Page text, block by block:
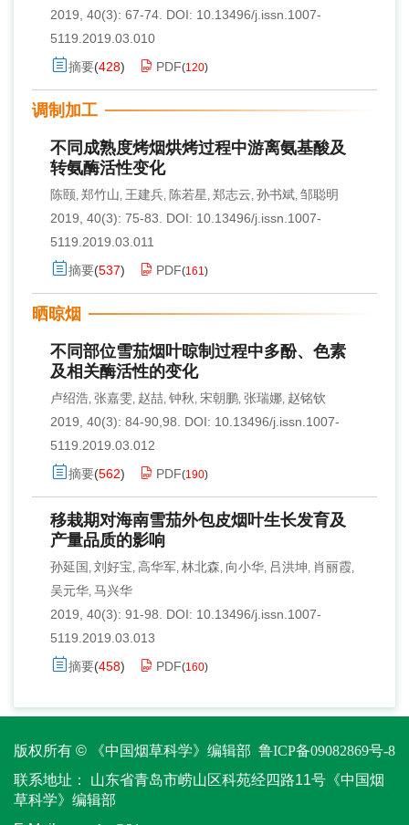
2019, 40(3): 67-74. DOI: 10.13496/j.issn.1007-
5119.2019.03.010
摘要(428) PDF(120)
调制加工
不同成熟度烤烟烘烤过程中游离氨基酸及
转氨酶活性变化
陈颐, 郑竹山, 王建兵, 陈若星, 郑志云, 孙书斌, 邹聪明
2019, 40(3): 75-83.
DOI: 10.13496/j.issn.1007-
5119.2019.03.011
摘要(537) PDF(161)
晒晾烟
不同部位雪茄烟叶晾制过程中多酚、色素
及相关酶活性的变化
卢绍浩, 张嘉雯, 赵喆, 钟秋, 宋朝鹏, 张瑞娜, 赵铭钦
2019, 40(3): 84-90,98.
DOI: 10.13496/j.issn.1007-
5119.2019.03.012
摘要(562) PDF(190)
移栽期对海南雪茄外包皮烟叶生长发育及
产量品质的影响
孙延国 , 刘好宝, 高华军, 林北森, 向小华, 吕洪坤, 肖丽霞,
吴元华, 马兴华
2019, 40(3): 91-98.
DOI: 10.13496/j.issn.1007-
5119.2019.03.013
摘要(458) PDF(160)
版权所有 © 《中国烟草科学》编辑部 鲁ICP备09082869号-8
联系地址：
山东省青岛市崂山区科苑经四路11号《中国烟
草科学》编辑部